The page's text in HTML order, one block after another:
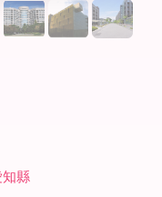
縣